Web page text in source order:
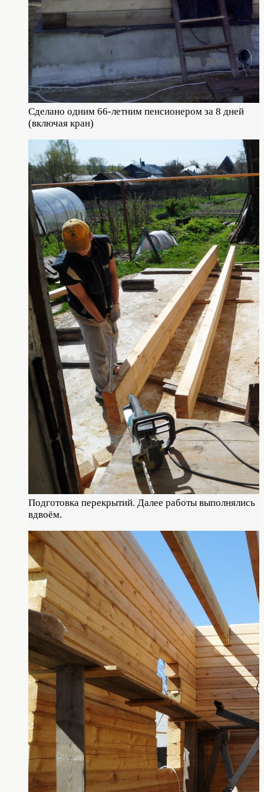
Сделано одним 66-летним пенсионером за 8 дней
(включая кран)
Подготовка перекрытий. Далее работы выполнялись
вдвоём.